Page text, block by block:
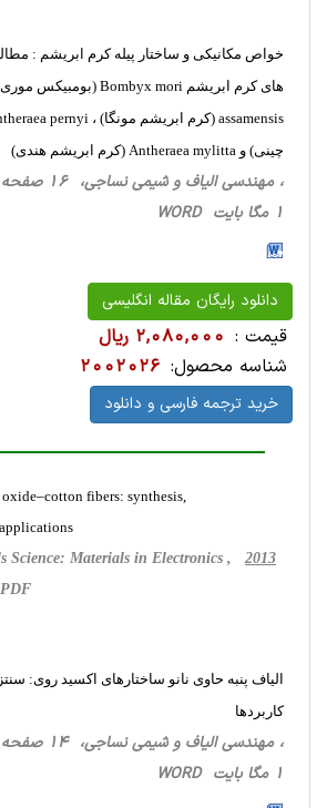
خواص مکانیکی و ساختار پیله کرم ابریشم :
چینی) و Antheraea mylitta (کرم ابریشم هندی)
، مهندسی
1 مگا بایت WORD
دانلود رایگان مقاله انگلیسی
قیمت : 2,080,000 ریال
شناسه محصول: 2002026
خرید ترجمه فارسی و دانلود
fibers: synthesis,
Science: Materials in Electronics , 2013
الیاف پنبه حاوی نانو ساختارهای اکسید روی:
کاربردها
، مهندسی
1 مگا بایت WORD